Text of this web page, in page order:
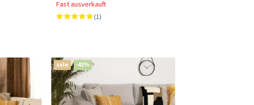
Fast ausverkauft
(1)
sale -42%